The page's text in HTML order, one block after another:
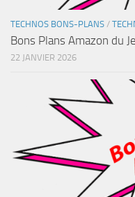
TECHNOS BONS-PLANS /
Bons Plans Amazon du
22 JANVIER 2026